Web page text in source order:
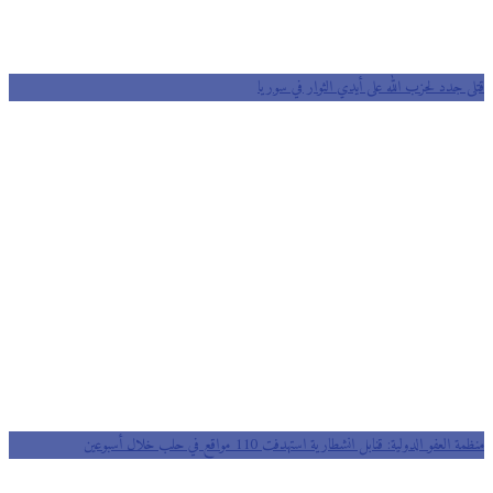
قتلى جدد لحزب الله على أيدي الثوار في سوريا
منظمة العفو الدولية: قنابل انشطارية استهدفت 110 مواقع في حلب خلال أسبوعين